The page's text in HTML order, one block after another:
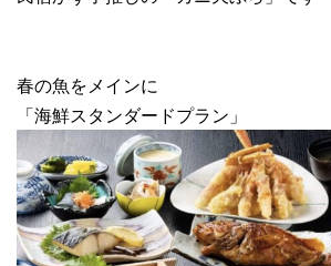
春の魚をメインに
「海鮮スタンダードプラン」